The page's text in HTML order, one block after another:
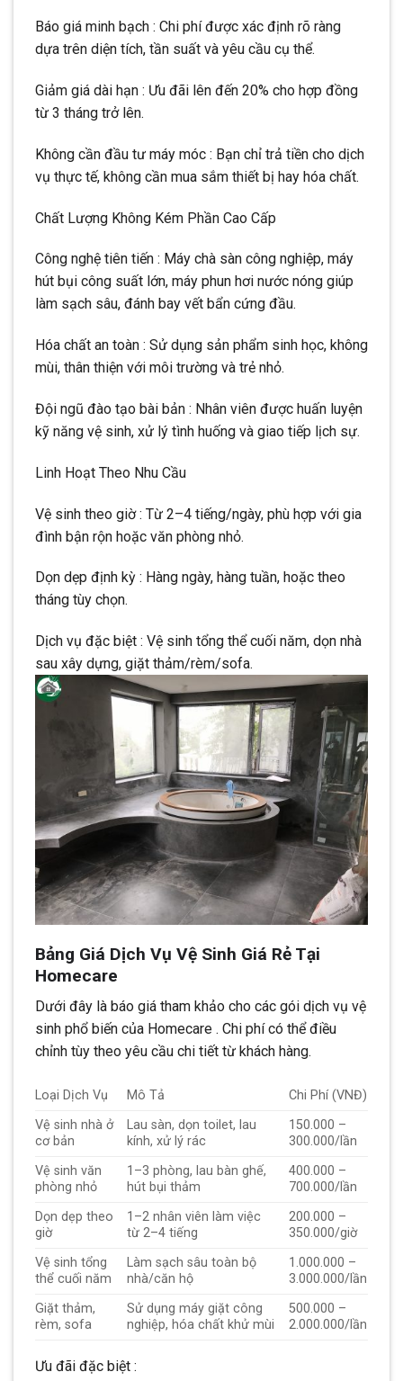
Báo giá minh bạch : Chi phí được xác định rõ ràng
dựa trên diện tích, tần suất và yêu cầu cụ thể.
Giảm giá dài hạn : Ưu đãi lên đến 20% cho hợp đồng
từ 3 tháng trở lên.
Không cần đầu tư máy móc : Bạn chỉ trả tiền cho dịch
vụ thực tế, không cần mua sắm thiết bị hay hóa chất.
Chất Lượng Không Kém Phần Cao Cấp
Công nghệ tiên tiến : Máy chà sàn công nghiệp, máy
hút bụi công suất lớn, máy phun hơi nước nóng giúp
làm sạch sâu, đánh bay vết bẩn cứng đầu.
Hóa chất an toàn : Sử dụng sản phẩm sinh học, không
mùi, thân thiện với môi trường và trẻ nhỏ.
Đội ngũ đào tạo bài bản : Nhân viên được huấn luyện
kỹ năng vệ sinh, xử lý tình huống và giao tiếp lịch sự.
Linh Hoạt Theo Nhu Cầu
Vệ sinh theo giờ : Từ 2–4 tiếng/ngày, phù hợp với gia
đình bận rộn hoặc văn phòng nhỏ.
Dọn dẹp định kỳ : Hàng ngày, hàng tuần, hoặc theo
tháng tùy chọn.
Dịch vụ đặc biệt : Vệ sinh tổng thể cuối năm, dọn nhà
sau xây dựng, giặt thảm/rèm/sofa.
Bảng Giá Dịch Vụ Vệ Sinh Giá Rẻ Tại
Homecare
Dưới đây là báo giá tham khảo cho các gói dịch vụ vệ
sinh phổ biến của Homecare . Chi phí có thể điều
chỉnh tùy theo yêu cầu chi tiết từ khách hàng.
Loại Dịch Vụ Mô Tả
Chi Phí (VNĐ)
Vệ sinh nhà ở
cơ bản
Lau sàn, dọn toilet, lau
kính, xử lý rác
150.000 –
300.000/lần
Vệ sinh văn
phòng nhỏ
1–3 phòng, lau bàn ghế,
hút bụi thảm
400.000 –
700.000/lần
Dọn dẹp theo
giờ
1–2 nhân viên làm việc
từ 2–4 tiếng
200.000 –
350.000/giờ
Vệ sinh tổng
thể cuối năm
Làm sạch sâu toàn bộ
nhà/căn hộ
1.000.000 –
3.000.000/lần
Giặt thảm,
rèm, sofa
Sử dụng máy giặt công
nghiệp, hóa chất khử mùi
500.000 –
2.000.000/lần
Ưu đãi đặc biệt :